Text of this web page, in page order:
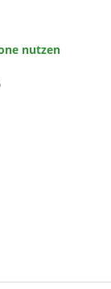
nutzen